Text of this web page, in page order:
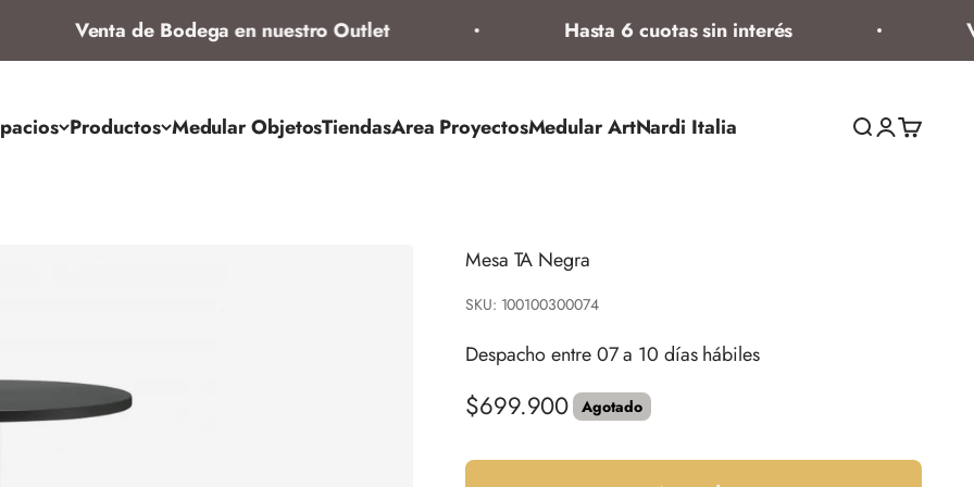
Venta de Bodega en nuestro Outlet Hasta 6 cuotas sin interés
Productos Medular ObjetosTiendasArea ProyectosMedular ArtNardi Italia Abrir búsqueda
AbrirAbrir
Mesa TA Negra
SKU: 100100300074
Despacho entre 07 a 10 días hábiles
Precio de oferta
$699.900 Agotado